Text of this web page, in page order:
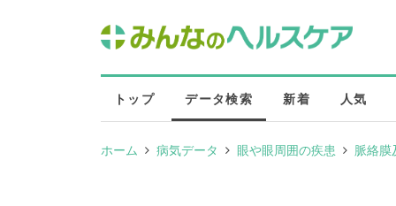
トップ データ検索 新着 人気
ホーム 病気データ 眼や眼周囲の疾患 脈絡膜